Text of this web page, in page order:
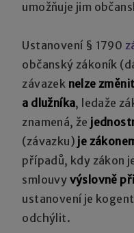
umožňuje jim
Ustanovení § 1790
občanský zákoník
závazek nelze
a dlužníka, ledaže
znamená, že
(závazku) je
případů, kdy zákon
smlouvy výslovně
ustanovení je
odchýlit.